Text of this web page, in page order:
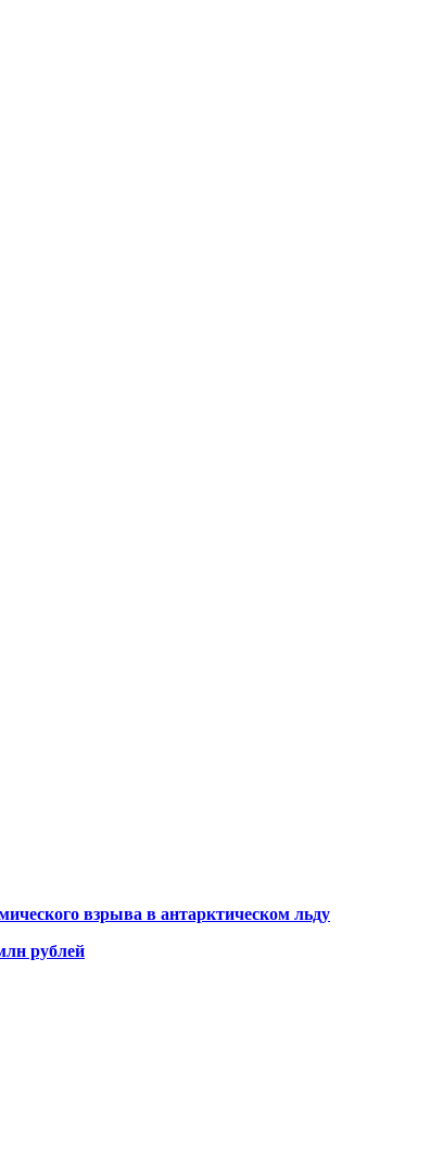
взрыва в антарктическом льду
рублей